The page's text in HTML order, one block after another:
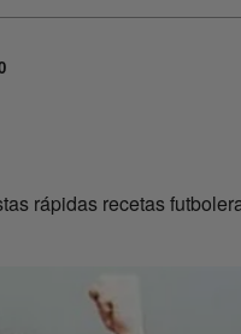
rápidas recetas